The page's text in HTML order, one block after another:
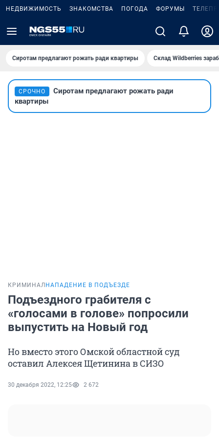
НЕДВИЖИМОСТЬ ЗНАКОМСТВА ПОГОДА ФОРУМЫ
Сиротам предлагают рожать ради квартиры Склад Wildberries
СРОЧНО
Сиротам предлагают рожать ради
квартиры
КРИМИНАЛ НАПАДЕНИЕ В ПОДЪЕЗДЕ
Подъездного грабителя с
«голосами в голове» попросили
выпустить на Новый год
Но вместо этого Омской областной суд
оставил Алексея Щетинина в СИЗО
30 декабря 2022, 12:25 2 672